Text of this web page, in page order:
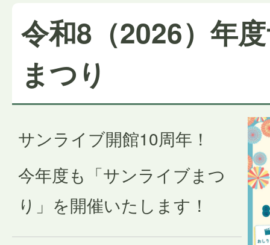
令和8（2026）年
まつり
サンライブ開館10周年！
今年度も「サンライブまつ
り」を開催いたします！